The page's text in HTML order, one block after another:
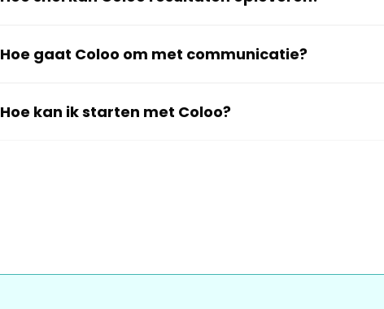
Hoe gaat Coloo om met communicatie?
Hoe kan ik starten met Coloo?